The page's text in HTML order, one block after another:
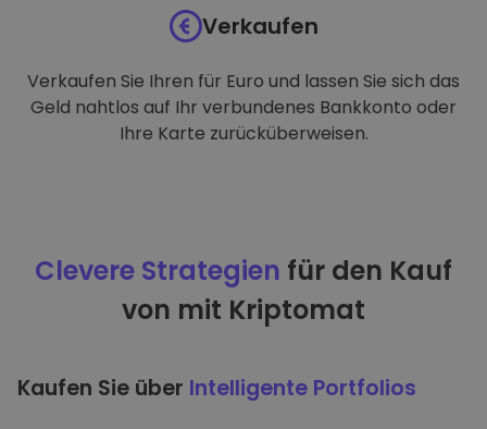
Verkaufen
Verkaufen Sie Ihren für Euro und lassen Sie sich das
Geld nahtlos auf Ihr verbundenes Bankkonto oder
Ihre Karte zurücküberweisen.
Clevere Strategien für den Kauf
von mit Kriptomat
Kaufen Sie über Intelligente Portfolios